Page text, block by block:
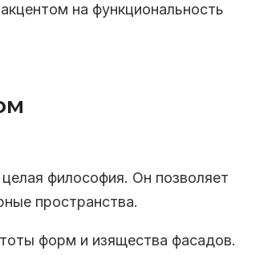
на функциональность
философия. Он позволяет
пространства.
форм и изящества фасадов.